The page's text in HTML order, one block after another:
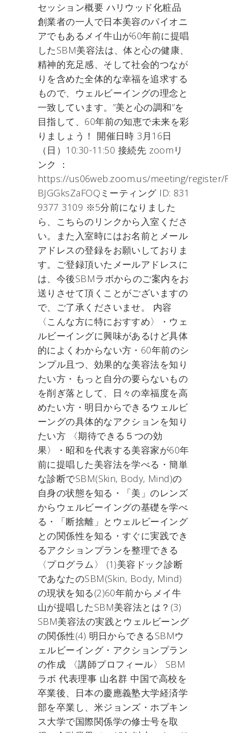
セッション概要 ハリウッド化粧品
創業者の一人で日本美容のパイオニ
アでもあるメイ牛山が60年前に提唱
したSBM美容法は、体と心の健康、
精神的充足感、そして社会的つなが
りを含めた全体的な幸福を追求する
もので、ウェルビーイングの理念と
一致しています。”美と心の調和”を
目指して、60年前の知恵で未来を彩
りましょう！ 開催日時 3月16日
（日）10:30-11:50 接続先 zoomリ
ンク ：
https://us06web.zoom.us/meeting/register/
BJGGksZaFOQミーティング ID: 831
9377 3109 ※5分前になりました
ら、こちらのリンクから入室くださ
い。また入室時にはお名前とメール
アドレスの登録をお願いしておりま
す。ご登録頂いたメールアドレスに
は、今後SBMラボからのご案内をお
送りさせて頂くことがございますの
で、ご了承くださいませ。 内容
〈こんな方に特におすすめ〉・ウェ
ルビーイングに興味があるけど具体
的によくわからない方・60年前のシ
ンプル且つ、効果的な美容法を知り
たい方・もっと自分の要らないもの
を削ぎ落として、日々の幸福度を高
めたい方・明日からできるウェルビ
ーングの具体的なアクションを知り
たい方 〈期待できる５つの効
果〉・昭和を代表する美容家が60年
前に提唱した美容法を学べる・簡単
な診断でSBM(Skin, Body, Mind)の
自身の状態を知る・「美」のレンズ
からウェルビーイングの基礎を学べ
る・「断捨離」とウェルビーイング
との関係性を知る・すぐに実践でき
るアクションプランを整理できる
〈プログラム〉 (1)美容ドック診断
であなたのSBM(Skin, Body, Mind)
の現状を知る(2)60年前からメイ牛
山が提唱したSBM美容法とは？(3)
SBM美容法の実践とウェルビーング
の関係性(4) 明日からできるSBMウ
ェルビーイング・アクションプラン
の作成 〈講師プロフィール〉 SBM
ラボ 代表理事 山名群 中国で高校を
卒業後、日本の慶應義塾大学経済学
部を卒業し、米ジョンズ・ホプキン
ス大学で国際関係学の修士号を取